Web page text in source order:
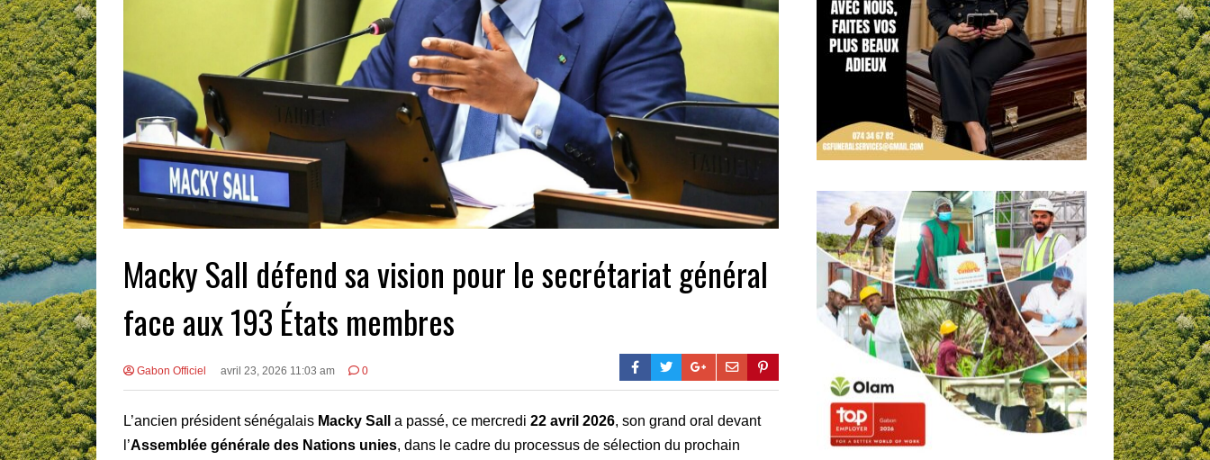
Macky Sall défend sa vision pour le secrétariat général
face aux 193 États membres
Gabon Officiel avril 23, 2026 11:03 am 0
L’ancien président sénégalais Macky Sall a passé, ce mercredi 22 avril 2026, son grand oral devant
l’Assemblée générale des Nations unies, dans le cadre du processus de sélection du prochain